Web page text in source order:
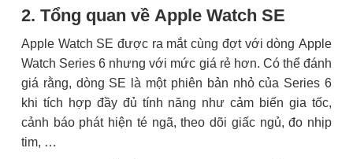
2. Tổng quan về Apple Watch SE
Apple Watch SE được ra mắt cùng đợt với dòng Apple
Watch Series 6 nhưng với mức giá rẻ hơn. Có thể đánh
giá rằng, dòng SE là một phiên bản nhỏ của Series 6
khi tích hợp đầy đủ tính năng như cảm biến gia tốc,
cảnh báo phát hiện té ngã, theo dõi giấc ngủ, đo nhịp
tim, …